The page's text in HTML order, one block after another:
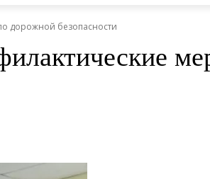
дорожной безопасности